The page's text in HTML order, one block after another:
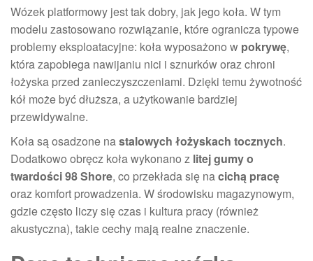
Wózek platformowy jest tak dobry, jak jego koła. W tym
modelu zastosowano rozwiązanie, które ogranicza typowe
problemy eksploatacyjne: koła wyposażono w pokrywę,
która zapobiega nawijaniu nici i sznurków oraz chroni
łożyska przed zanieczyszczeniami. Dzięki temu żywotność
kół może być dłuższa, a użytkowanie bardziej
przewidywalne.
Koła są osadzone nastalowych łożyskach tocznych.
Dodatkowo obręcz koła wykonano z litej gumy o
twardości 98 Shore, co przekłada się nacichą pracę
oraz komfort prowadzenia. W środowisku magazynowym,
gdzie często liczy się czas i kultura pracy (również
akustyczna), takie cechy mają realne znaczenie.